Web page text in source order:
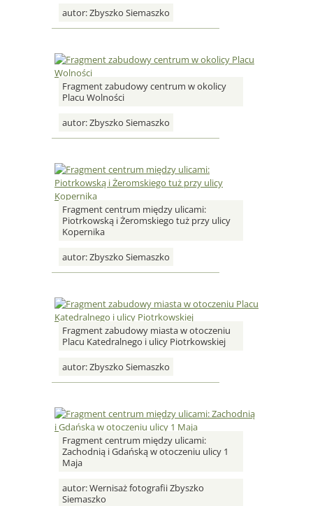
autor:Zbyszko Siemaszko
Fragment zabudowy centrum w okolicy
Placu Wolności
autor:Zbyszko Siemaszko
Fragment centrum między ulicami:
Piotrkowską i Żeromskiego tuż przy ulicy
Kopernika
autor:Zbyszko Siemaszko
Fragment zabudowy miasta w otoczeniu
Placu Katedralnego i ulicy Piotrkowskiej
autor:Zbyszko Siemaszko
Fragment centrum między ulicami:
Zachodnią i Gdańską w otoczeniu ulicy 1
Maja
autor:Wernisaż fotografii Zbyszko
Siemaszko